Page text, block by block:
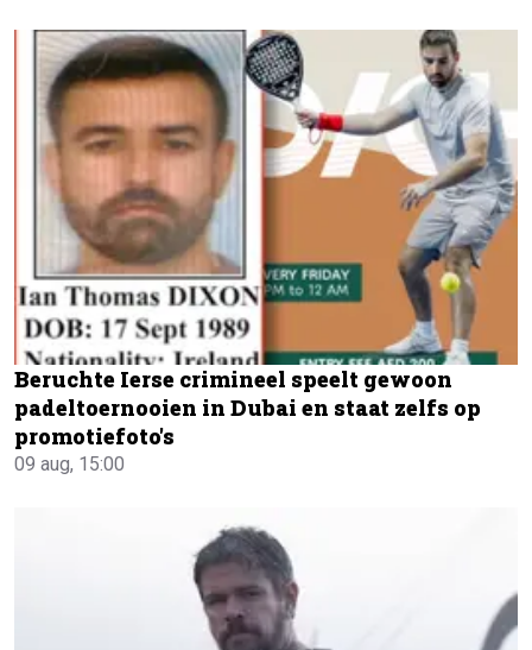
Beruchte Ierse crimineel speelt gewoon
padeltoernooien in Dubai en staat zelfs op
promotiefoto's
09 aug, 15:00